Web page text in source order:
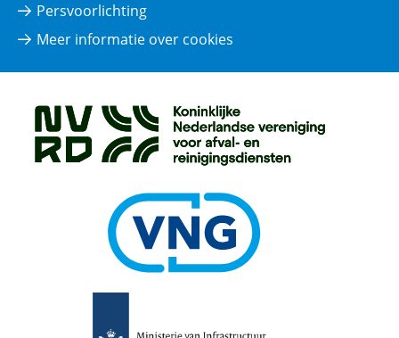
Persvoorlichting
Meer informatie over cookies